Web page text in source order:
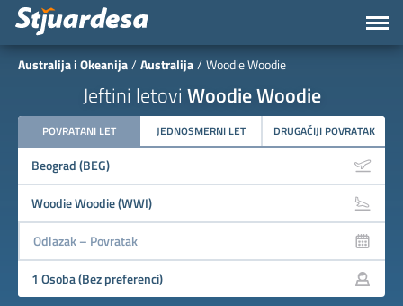
Australija i Okeanija Australija Woodie Woodie
Jeftini letovi Woodie Woodie
POVRATANI LET JEDNOSMERNI LET DRUGAČIJI POVRATAK